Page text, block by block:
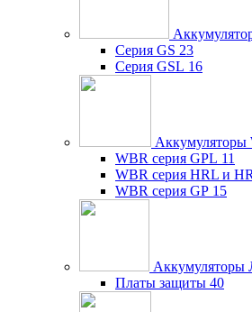
Серия GS 23
Серия GSL 16
Аккумуляторы
WBR серия GPL 11
WBR серия HRL и HR
WBR серия GP 15
Аккумуляторы
Платы защиты 40